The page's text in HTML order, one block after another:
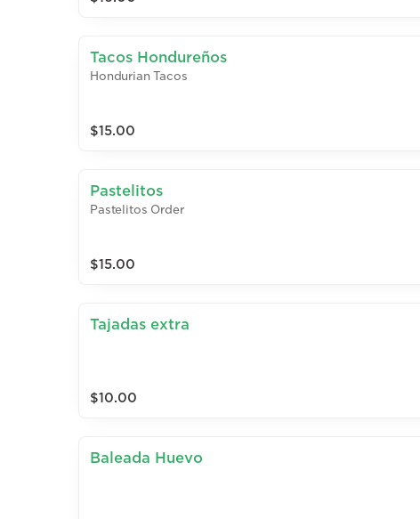
Tacos Hondureños
Hondurian Tacos
$15.00
Pastelitos
Pastelitos Order
$15.00
Tajadas extra
$10.00
Baleada Huevo